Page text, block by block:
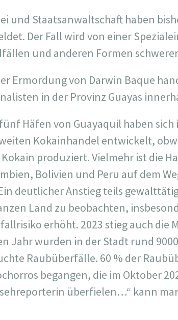
und Staatsanwaltschaft haben
Der Fall wird von einer
und anderen Formen
Ermordung von Darwin Baque
in der Provinz Guayas
Häfen von Guayaquil haben
Kokainhandel entwickelt,
produziert. Vielmehr ist die
Bolivien und Peru auf dem
deutlicher Anstieg teils
Land zu beobachten,
erhöht. 2023 stieg auch die
Jahr wurden in der Stadt rund
Raubüberfälle. 60 % der
begangen, die im Oktober
überfielen…“ kann